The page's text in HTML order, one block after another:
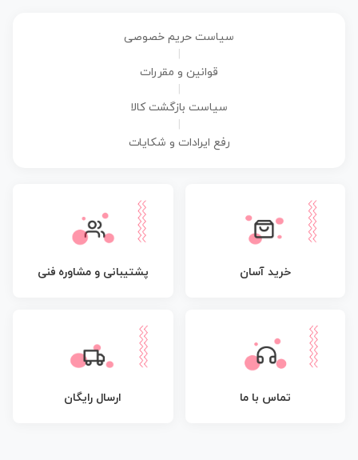
سیاست حریم خصوصی
قوانین و مقررات
سیاست بازگشت کالا
رفع ایرادات و شکایات
خرید آسان پشتیبانی و مشاوره فنی
تماس با ما ارسال رایگان